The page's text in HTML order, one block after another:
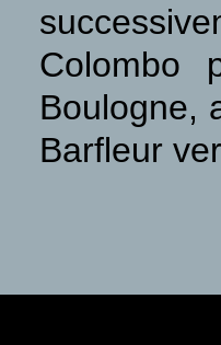
Colombo
Boulogne,
Barfleur